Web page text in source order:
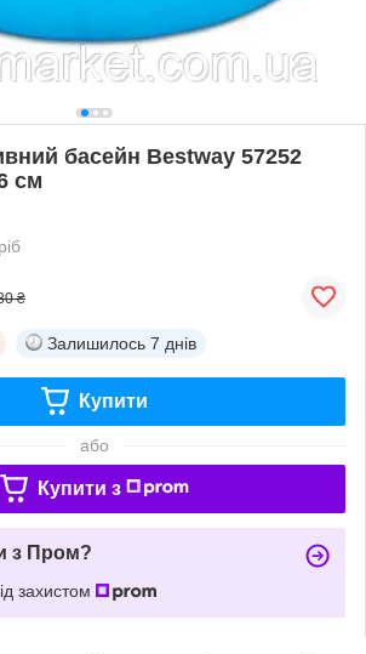
басейн Bestway 57252
см
₴
Залишилось 7 днів
Купити
або
Купити з
з Пром?
захистом